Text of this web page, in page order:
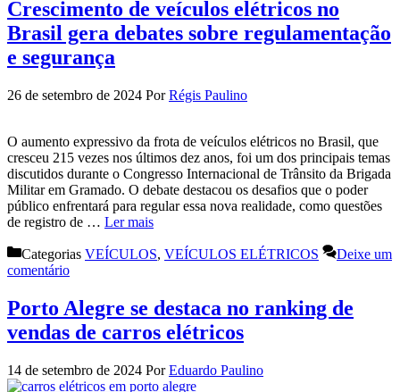
Crescimento de veículos elétricos no
Brasil gera debates sobre regulamentação
e segurança
26 de setembro de 2024 PorRégis Paulino
O aumento expressivo da frota de veículos elétricos no Brasil, que
cresceu 215 vezes nos últimos dez anos, foi um dos principais temas
discutidos durante o Congresso Internacional de Trânsito da Brigada
Militar em Gramado. O debate destacou os desafios que o poder
público enfrentará para regular essa nova realidade, como questões
de registro de … Ler mais
Categorias VEÍCULOS, VEÍCULOS ELÉTRICOS
Deixe um
comentário
Porto Alegre se destaca no ranking de
vendas de carros elétricos
14 de setembro de 2024 PorEduardo Paulino